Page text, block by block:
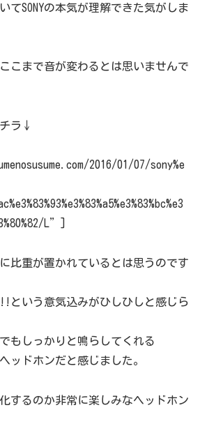
てSONYの本気が理解できた気がしま
こまで音が変わるとは思いませんで
ラ↓
2016/01/07/sony%e
L”]
比重が置かれているとは思うのです
という意気込みがひしひしと感じら
もしっかりと鳴らしてくれる
ッドホンだと感じました。
するのか非常に楽しみなヘッドホン